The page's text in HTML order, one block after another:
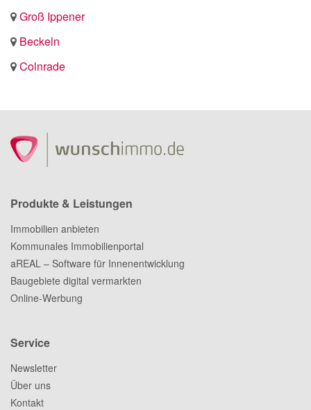
Groß Ippener
Beckeln
Colnrade
Produkte & Leistungen
Immobilien anbieten
Kommunales Immobilienportal
aREAL – Software für Innenentwicklung
Baugebiete digital vermarkten
Online-Werbung
Service
Newsletter
Über uns
Kontakt